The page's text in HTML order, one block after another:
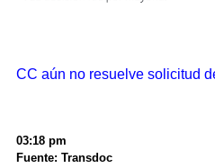
CC aún no resuelve solicitud
03:18 pm
Fuente: Transdoc